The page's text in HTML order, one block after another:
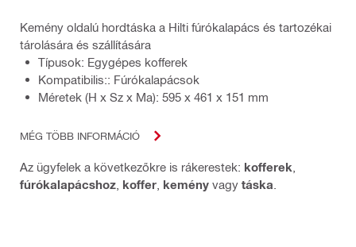
Kemény oldalú hordtáska a Hilti fúrókalapács és tartozékai
tárolására és szállítására
Típusok: Egygépes kofferek
Kompatibilis:: Fúrókalapácsok
Méretek (H x Sz x Ma): 595 x 461 x 151 mm
MÉG TÖBB INFORMÁCIÓ
Az ügyfelek a következőkre is rákerestek: kofferek
fúrókalapácshoz koffer kemény vagy táska